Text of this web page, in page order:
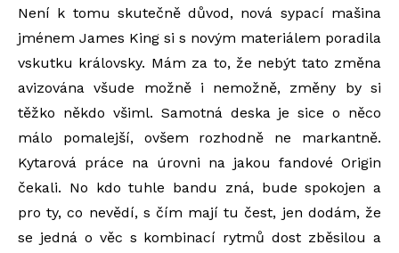
Není k tomu skutečně důvod, nová sypací mašina
jménem James King si s novým materiálem poradila
vskutku královsky. Mám za to, že nebýt tato změna
avizována všude možně i nemožně, změny by si
těžko někdo všiml. Samotná deska je sice o něco
málo pomalejší, ovšem rozhodně ne markantně.
Kytarová práce na úrovni na jakou fandové Origin
čekali. No kdo tuhle bandu zná, bude spokojen a
pro ty, co nevědí, s čím mají tu čest, jen dodám, že
se jedná o věc s kombinací rytmů dost zběsilou a